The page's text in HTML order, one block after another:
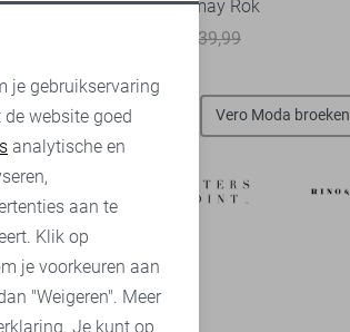
broek
Noisy may Rok
39,99
Object broeken Vero Moda broeken
cookies
je gebruikservaring
website goed
analytische en
aan te
Klik op
je voorkeuren aan
"Weigeren". Meer
Je kunt op